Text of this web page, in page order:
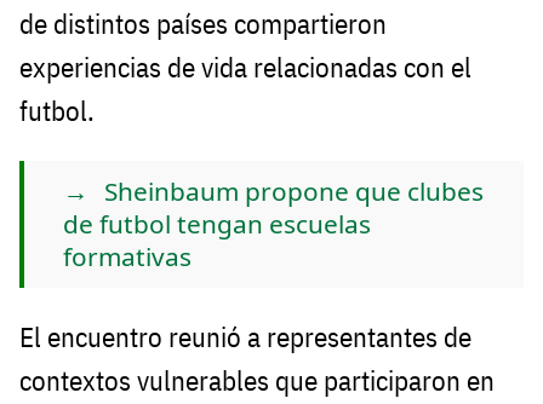
de distintos países compartieron
experiencias de vida relacionadas con el
futbol.
Sheinbaum propone que clubes
de futbol tengan escuelas
formativas
El encuentro reunió a representantes de
contextos vulnerables que participaron en